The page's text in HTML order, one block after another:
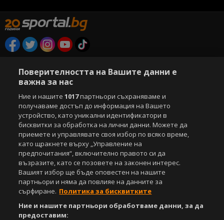
Този уебсайт е собственост наSportal Media Group
Етични правила на НСС
Лични данни
Управление на предпочитания
Съдържанието на този уеб сайт и технологиите, използвани в него, са
под закрила на Закона за авторското право и сродните му права.
Всички статии, репортажи, интервюта и други текстови, графични и
видео материали, публикувани в сайта, са собственост на Агенция
Спортал, освен ако изрично е посочено друго. Допуска се
публикуване на текстови материали само след писмено съгласие на
Агенция Спортал, посочване на източника и добавяне на линк към
www.sportal.bg. Използването на графични и видео материали,
публикувани в сайта, е строго забранено. Нарушителите ще бъдат
санкционирани с цялата строгост на закона.
Поверителността на Вашите данни е
важна за нас
Ние и нашите1017партньори съхраняваме и
получаваме достъп до информация на Вашето
устройство, като уникални идентификатори в
бисквитки за обработка на лични данни. Можете да
приемете и управлявате своя избор по всяко време,
като щракнете върху „Управление на
предпочитания“, включително правото си да
възразите, като се позовете на законен интерес.
Вашият избор ще бъде оповестен на нашите
партньори и няма да повлияе на данните за
сърфиране. Политика за бисквитките
Ние и нашите партньори обработваме данни, за да
предоставим: